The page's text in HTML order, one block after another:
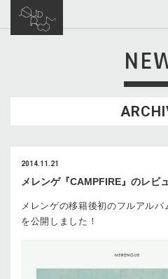
2014.11.21
メレンゲ『CAMPFIRE』のレビ
メレンゲの移籍後初のフルアル
を公開しました！